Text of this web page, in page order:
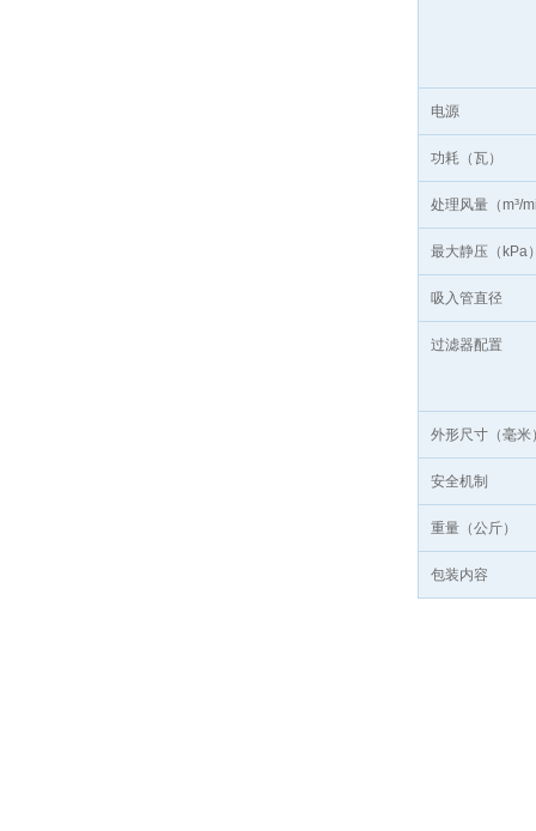
电源
功耗（瓦）
处理风量（m³/
最大静压（kPa
吸入管直径
过滤器配置
外形尺寸（毫米
安全机制
重量（公斤）
包装内容